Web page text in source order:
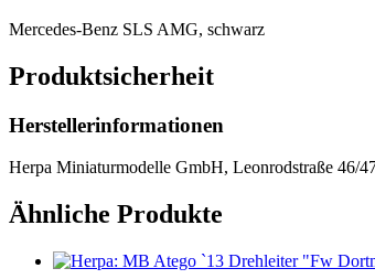
Mercedes-Benz SLS AMG, schwarz
Produktsicherheit
Herstellerinformationen
Herpa Miniaturmodelle GmbH, Leonrodstraße 46/
Ähnliche Produkte